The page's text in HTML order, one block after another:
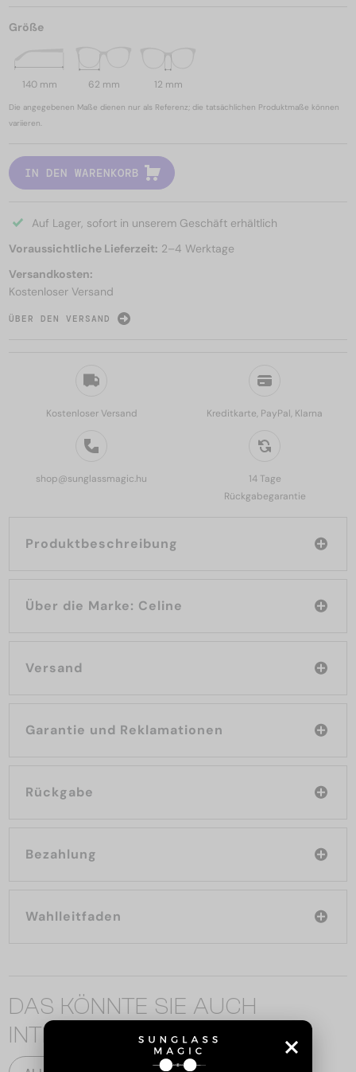
Kostenloser Versand Kreditkarte, PayPal, Klarna
shop@sunglassmagic.hu
14 Tage
Rückgabegarantie
Produktbeschreibung
Über die Marke: Celine
Versand
Garantie und Reklamationen
Rückgabe
Bezahlung
Wahlleitfaden
Größe
140 mm 62 mm 12 mm
Die angegebenen Maße dienen nur als Referenz; die tatsächlichen Produktmaße können
variieren.
IN DEN WARENKORB
Auf Lager, sofort in unserem Geschäft erhältlich
Voraussichtliche Lieferzeit: 2–4 Werktage
Versandkosten:
Kostenloser Versand
ÜBER DEN VERSAND
DAS KÖNNTE SIE AUCH
INTERESSIEREN